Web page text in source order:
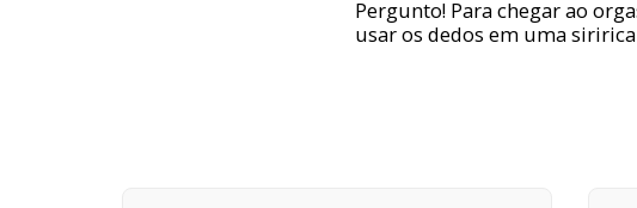
Pergunto! Para chegar ao
usar os dedos em uma